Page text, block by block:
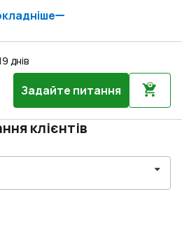
днів
Задайте питання
клієнтів